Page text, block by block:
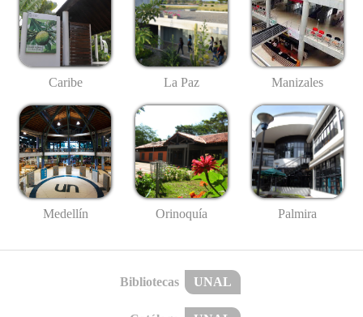
Caribe La Paz Manizales
Medellín Orinoquía Palmira
Bibliotecas UNAL